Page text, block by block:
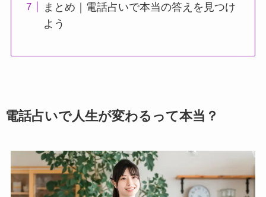
まとめ｜電話占いで本当の答えを見つけ
よう
電話占いで人生が変わるって本当？